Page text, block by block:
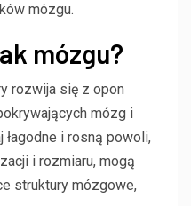
mózgu.
mózgu?
rozwija się z opon
mózg i
i rosną powoli,
i rozmiaru, mogą
struktury mózgowe,